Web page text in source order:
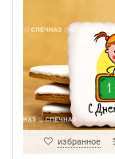
избранное